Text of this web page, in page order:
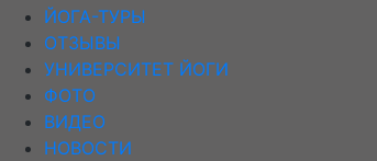
ЙОГА-ТУРЫ
ОТЗЫВЫ
УНИВЕРСИТЕТ ЙОГИ
ФОТО
ВИДЕО
НОВОСТИ